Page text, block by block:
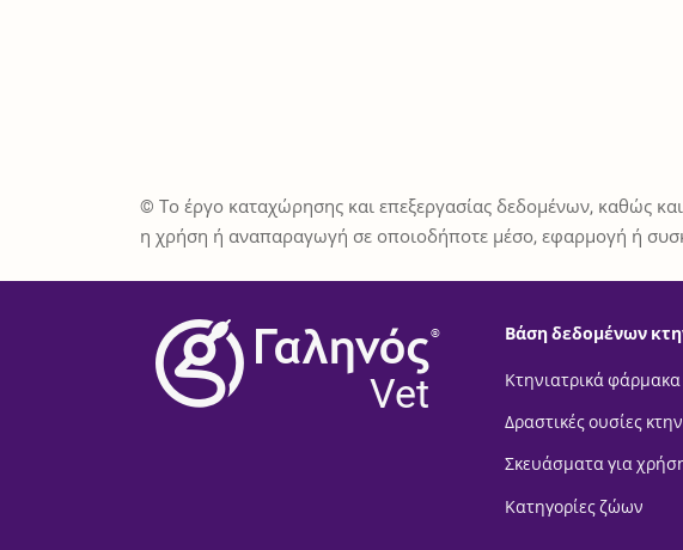
© Το έργο καταχώρησης και επεξεργασίας δεδομένων, καθώς
η χρήση ή αναπαραγωγή σε οποιοδήποτε μέσο, εφαρμογή ή
®
Vet
Βάση δεδομένων
Κτηνιατρικά φάρμακα
Δραστικές ουσίες
Σκευάσματα για
Κατηγορίες ζώων